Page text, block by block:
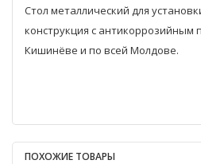
Стол металлический для
конструкция с антикоррозийным
Кишинёве и по всей Молдове.
ПОХОЖИЕ ТОВАРЫ